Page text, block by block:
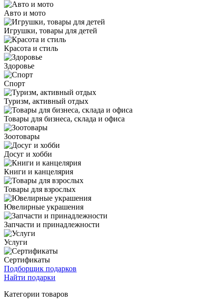
Авто и мото
Игрушки, товары для детей
Красота и стиль
Здоровье
Спорт
Туризм, активный отдых
Товары для бизнеса, склада и офиса
Зоотовары
Досуг и хобби
Книги и канцелярия
Товары для взрослых
Ювелирные украшения
Запчасти и принадлежности
Услуги
Сертификаты
Подборщик подарков
Найти подарки
Категории товаров